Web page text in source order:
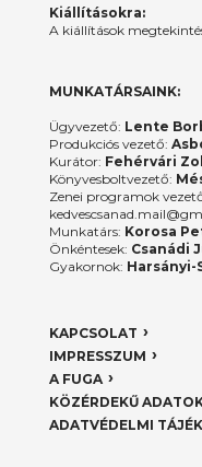
Kiállításokra:
A kiállítások
MUNKATÁRSAINK:
Ügyvezető: Lente
Produkciós vezető:
Kurátor: Fehérvári
Könyvesboltvezető:
Zenei programok
Munkatárs: Korosa
Önkéntesek: Csanádi
Gyakornok: Harsányi-
KAPCSOLAT
IMPRESSZUM
A FUGA
KÖZÉRDEKŰ
ADATVÉDELMI